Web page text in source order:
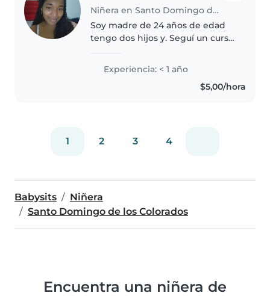
Niñera en Santo Domingo de los Colorados
Soy madre de 24 años de edad
tengo dos hijos y. Seguí un curso
belleza 🫣 y me gusta mucho el
deporte
Experiencia: < 1 año
$5,00/hora
1 2 3 4
Babysits
Niñera
Santo Domingo de los Colorados
Encuentra una niñera de